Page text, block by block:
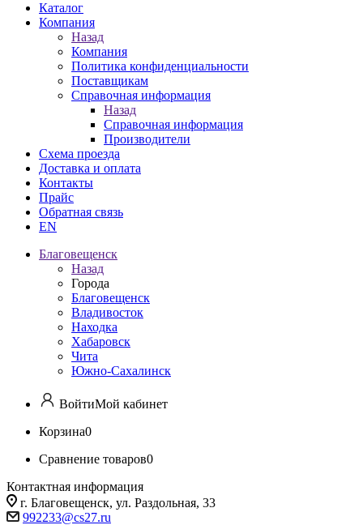
Каталог
Компания
Назад
Компания
Политика конфиденциальности
Поставщикам
Справочная информация
Назад
Справочная информация
Производители
Схема проезда
Доставка и оплата
Контакты
Прайс
Обратная связь
EN
Благовещенск
Назад
Города
Благовещенск
Владивосток
Находка
Хабаровск
Чита
Южно-Сахалинск
ВойтиМой кабинет
Корзина0
Сравнение товаров0
Контактная информация
г. Благовещенск, ул. Раздольная, 33
992233@cs27.ru